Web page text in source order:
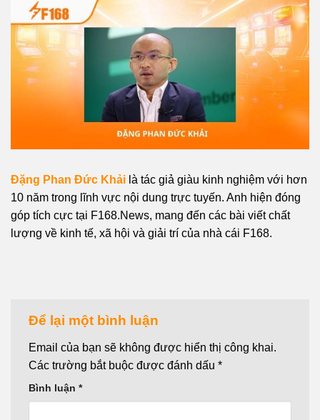
Đặng Phan Đức Khải là tác giả giàu kinh nghiệm với hơn
10 năm trong lĩnh vực nội dung trực tuyến. Anh hiện đóng
góp tích cực tại F168.News, mang đến các bài viết chất
lượng về kinh tế, xã hội và giải trí của nhà cái F168.
Để lại một bình luận
Email của bạn sẽ không được hiển thị công khai.
Các trường bắt buộc được đánh dấu *
Bình luận *